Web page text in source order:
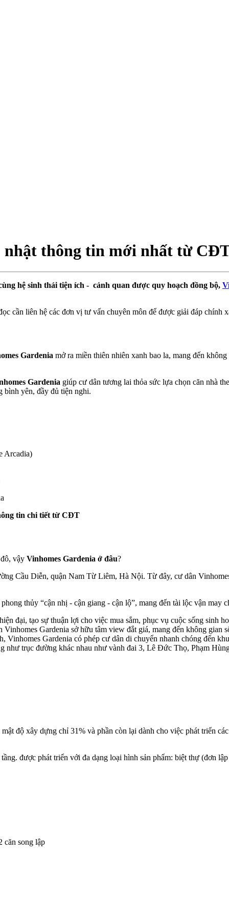
nhật thông tin mới nhất từ
hệ sinh thái tiện ích - cảnh quan được quy hoạch đồng bộ,
cần liên hệ các đơn vị tư vấn chuyên môn để được giải đáp chính
Gardenia mở ra miền thiên nhiên xanh bao la, mang đến
Gardenia giúp cư dân tương lai thỏa sức lựa chọn căn nhà
bình yên, đầy đủ tiện nghi.
Arcadia)
tin chi tiết từ CĐT
vậy Vinhomes Gardenia ở đâu?
Cầu Diễn, quận Nam Từ Liêm, Hà Nội. Từ đây, cư dân
thủy “cận nhị - cận giang - cận lộ”, mang đến tài lộc vận may
đại, tạo sự thuận lợi cho việc mua sắm, phục vụ cuộc sống sinh
Gardenia sở hữu tâm view đắt giá, mang đến không gian
Gardenia có phép cư dân di chuyển nhanh chóng đến
như trục đường khác nhau như vành đai 3, Lê Đức Thọ, Phạm
độ xây dựng chỉ 31% và phần còn lại dành cho việc phát triển
được phát triển với đa dạng loại hình sản phẩm: biệt thự (đơn
căn song lập